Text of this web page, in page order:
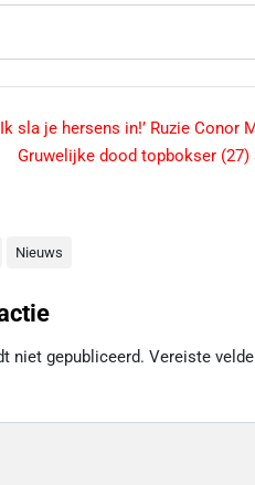
sla je hersens in!’ Ruzie
Gruwelijke dood topbokser (27)
Nieuws
niet gepubliceerd. Vereiste